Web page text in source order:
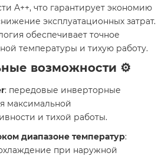
A++, что гарантирует экономию
эксплуатационных затрат.
обеспечивает точное
температуры и тихую работу.
возможности ⚙️
: передовые инверторные
максимальной
и тихой работы.
диапазоне температур:
при наружной